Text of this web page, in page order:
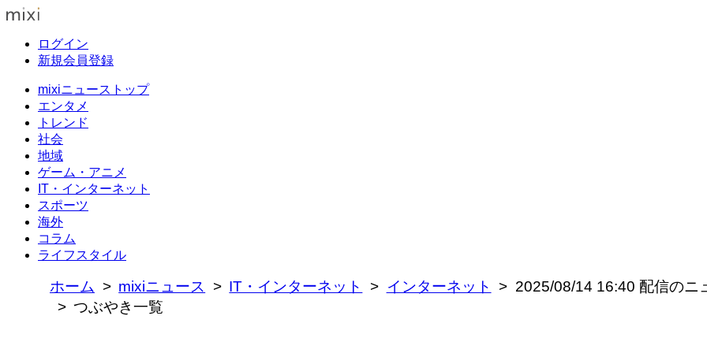
ログイン
新規会員登録
mixiニューストップ
エンタメ
トレンド
社会
地域
ゲーム・アニメ
IT・インターネット
スポーツ
海外
コラム
ライフスタイル
ホーム mixiニュース IT・インターネット インターネット
2025/08/14 16:40 配信のニ
つぶやき一覧